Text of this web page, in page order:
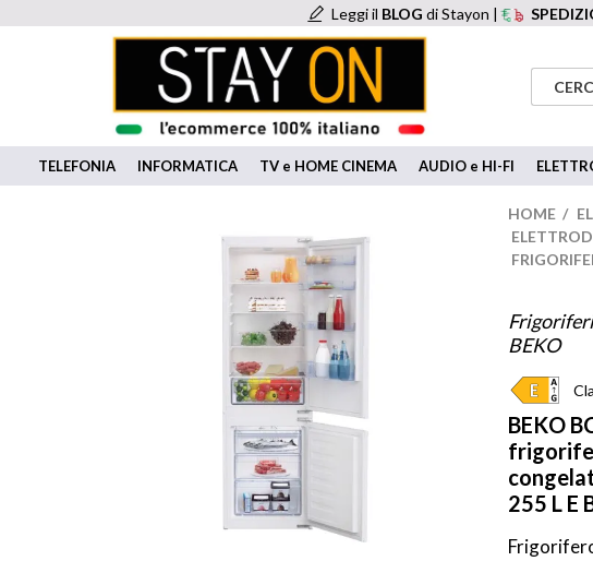
Leggi il BLOG di Stayon |
TELEFONIA INFORMATICA TV e HOME CINEMA AUDIO e HI-FI
HOME /
BEKO
BEKO
255 L E